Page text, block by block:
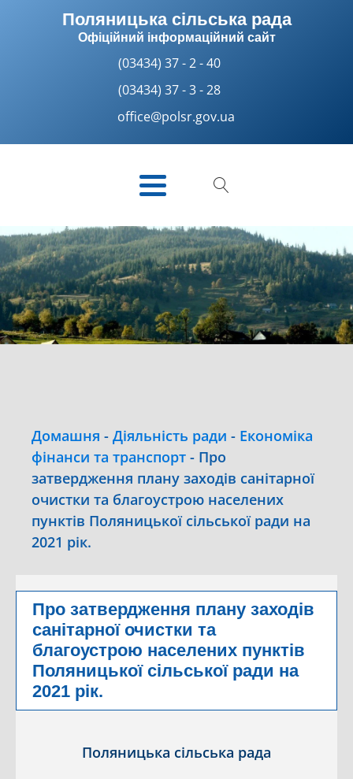
Поляницька сільська рада
Офіційний інформаційний сайт
(03434) 37 - 2 - 40
(03434) 37 - 3 - 28
office@polsr.gov.ua
Домашня - Діяльність ради - Економіка
фінанси та транспорт - Про
затвердження плану заходів санітарної
очистки та благоустрою населених
пунктів Поляницької сільської ради на
2021 рік.
Про затвердження плану заходів
санітарної очистки та
благоустрою населених пунктів
Поляницької сільської ради на
2021 рік.
Поляницька сільська рада